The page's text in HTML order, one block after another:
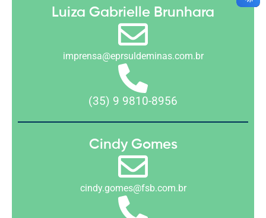
Luiza Gabrielle Brunhara
imprensa@eprsuldeminas.com.br
(35) 9 9810-8956
Cindy Gomes
cindy.gomes@fsb.com.br